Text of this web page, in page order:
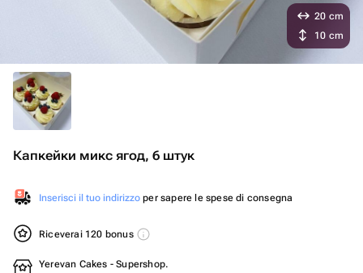
Капкейки микс ягод, 6 штук
Inserisci il tuo indirizzo per sapere le spese di consegna
Riceverai 120 bonus
Yerevan Cakes - Supershop.
20 cm
10 cm